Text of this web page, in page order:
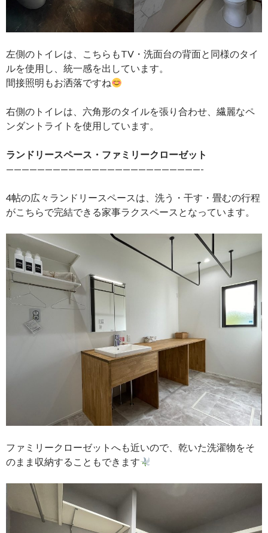
左側のトイレは、こちらもTV・洗面台の背面と同様のタイ
ルを使用し、統一感を出しています。
間接照明もお洒落ですね
右側のトイレは、六角形のタイルを張り合わせ、繊麗なペ
ンダントライトを使用しています。
ランドリースペース・ファミリークローゼット
—————————————————————————-
4帖の広々ランドリースペースは、洗う・干す・畳むの行程
がこちらで完結できる家事ラクスペースとなっています。
ファミリークローゼットへも近いので、乾いた洗濯物をそ
のまま収納することもできます